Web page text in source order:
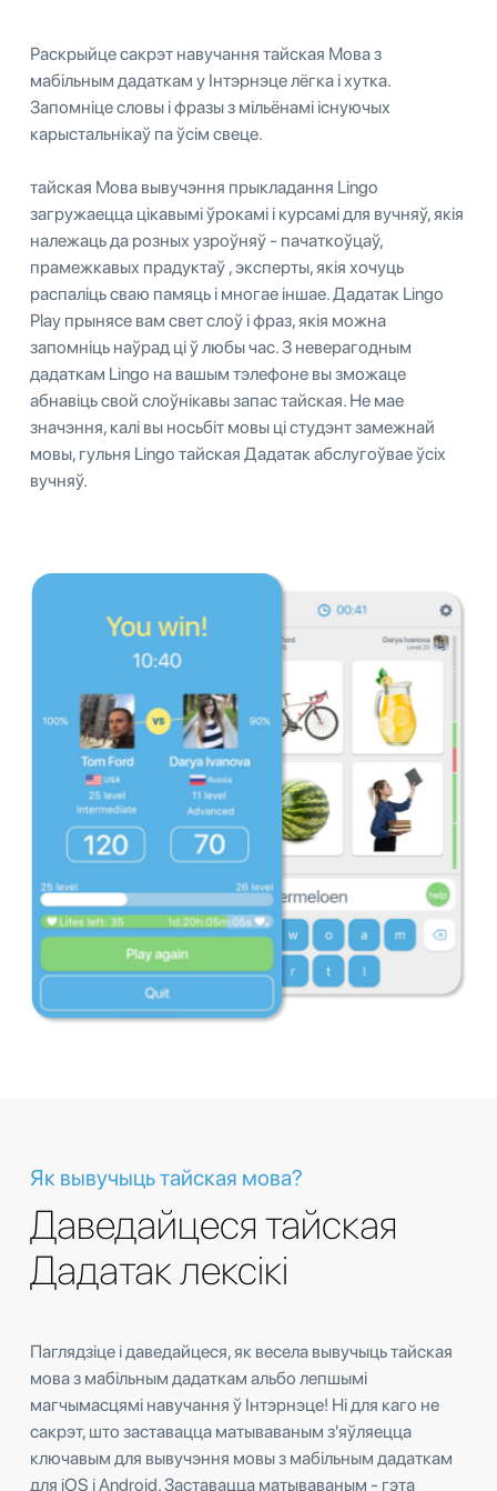
Раскрыйце сакрэт навучання тайская Мова з
мабільным дадаткам у Інтэрнэце лёгка і хутка.
Запомніце словы і фразы з мільёнамі існуючых
карыстальнікаў па ўсім свеце.
тайская Мова вывучэння прыкладання Lingo
загружаецца цікавымі ўрокамі і курсамі для вучняў, якія
належаць да розных узроўняў - пачаткоўцаў,
прамежкавых прадуктаў , эксперты, якія хочуць
распаліць сваю памяць і многае іншае. Дадатак Lingo
Play прынясе вам свет слоў і фраз, якія можна
запомніць наўрад ці ў любы час. З неверагодным
дадаткам Lingo на вашым тэлефоне вы зможаце
абнавіць свой слоўнікавы запас тайская. Не мае
значэння, калі вы носьбіт мовы ці студэнт замежнай
мовы, гульня Lingo тайская Дадатак абслугоўвае ўсіх
вучняў.
Як вывучыць тайская мова?
Даведайцеся тайская
Дадатак лексікі
Паглядзіце і даведайцеся, як весела вывучыць тайская
мова з мабільным дадаткам альбо лепшымі
магчымасцямі навучання ў Інтэрнэце! Ні для каго не
сакрэт, што заставацца матываваным з'яўляецца
ключавым для вывучэння мовы з мабільным дадаткам
для iOS і Android. Заставацца матываваным - гэта